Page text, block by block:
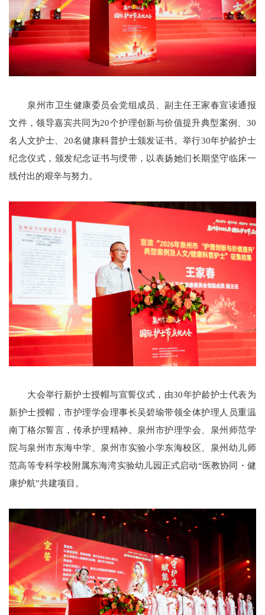
泉州市卫生健康委员会党组成员、副主任王家春宣读通报
文件，领导嘉宾共同为20个护理创新与价值提升典型案例、30
名人文护士、20名健康科普护士颁发证书。举行30年护龄护士
纪念仪式，颁发纪念证书与绶带，以表扬她们长期坚守临床一
线付出的艰辛与努力。
大会举行新护士授帽与宣誓仪式，由30年护龄护士代表为
新护士授帽，市护理学会理事长吴碧瑜带领全体护理人员重温
南丁格尔誓言，传承护理精神。泉州市护理学会、泉州师范学
院与泉州市东海中学、泉州市实验小学东海校区、泉州幼儿师
范高等专科学校附属东海湾实验幼儿园正式启动“医教协同・健
康护航”共建项目。